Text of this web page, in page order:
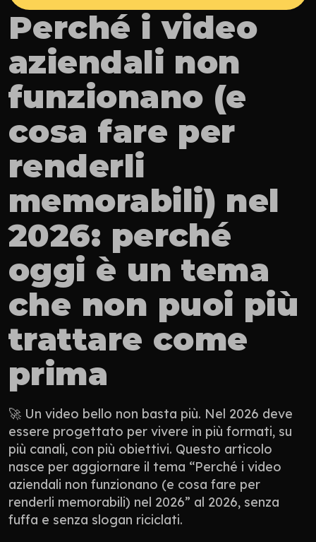
Perché i video
aziendali non
funzionano (e
cosa fare per
renderli
memorabili) nel
2026: perché
oggi è un tema
che non puoi più
trattare come
prima
🚀 Un video bello non basta più. Nel 2026 deve
essere progettato per vivere in più formati, su
più canali, con più obiettivi. Questo articolo
nasce per aggiornare il tema “Perché i video
aziendali non funzionano (e cosa fare per
renderli memorabili) nel 2026” al 2026, senza
fuffa e senza slogan riciclati.